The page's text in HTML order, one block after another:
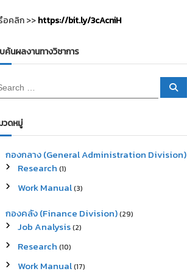
อคลิก >>https://bit.ly/3cAcniH
ค้นผลงานทางวิชาการ
S
วดหมู่
กองกลาง (General Administration Division)
Research (1)
Work Manual(3)
กองคลัง (Finance Division)(29)
Job Analysis(2)
Research (10)
Work Manual(17)